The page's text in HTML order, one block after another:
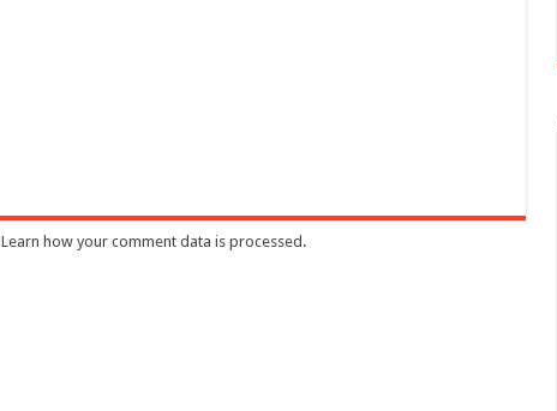
Learn how your comment data is processed .